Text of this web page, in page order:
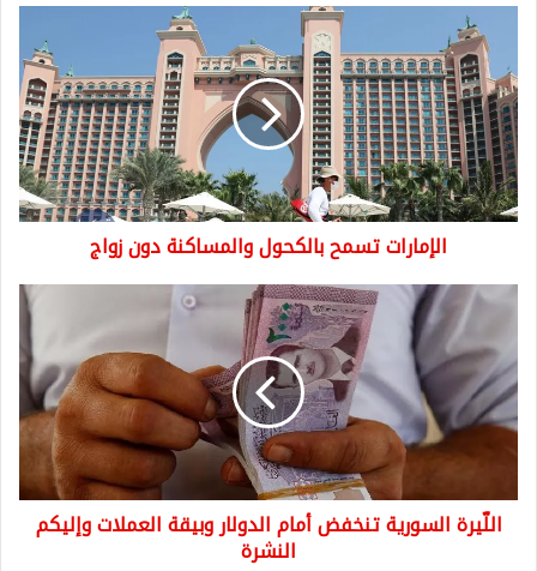
الإمارات
تسمح
بالكحول
والمساكنة
دون
زواج
الإمارات تسمح بالكحول والمساكنة دون زواج
اللّيرة
السورية
تنخفض
أمام
الدولار
وبيقة
النشرة
اللّيرة السورية تنخفض أمام الدولار وبيقة العملات وإليكم
النشرة